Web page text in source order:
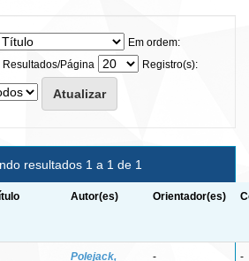
Em ordem:
Resultados/Página
Registro(s):
resultados 1 a 1 de 1
Autor(es) Orientador(es)
Polejack,
- -